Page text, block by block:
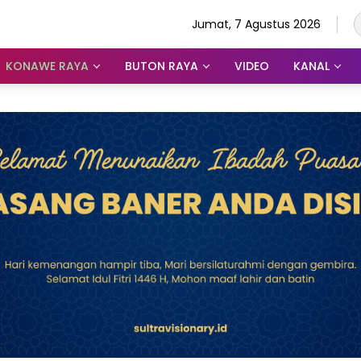
Jumat, 7 Agustus 2026
KONAWE RAYA BUTON RAYA VIDEO KANAL